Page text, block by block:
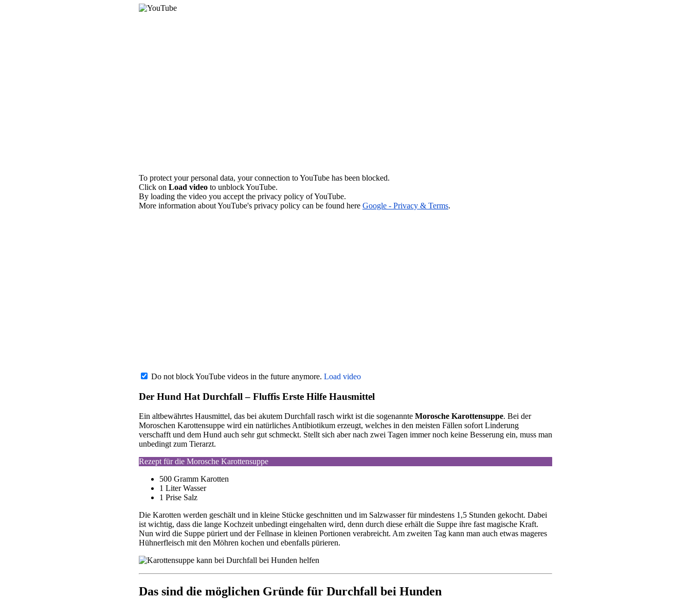
To protect your personal data, your connection to YouTube has been blocked.
Click on Load video to unblock YouTube.
By loading the video you accept the privacy policy of YouTube.
More information about YouTube's privacy policy can be found here Google - Privacy & Terms.
Do not block YouTube videos in the future anymore. Load video
Der Hund Hat Durchfall – Fluffis Erste Hilfe Hausmittel
Ein altbewährtes Hausmittel, das bei akutem Durchfall rasch wirkt ist die sogenannte Morosche Karottensuppe. Bei der
Moroschen Karottensuppe wird ein natürliches Antibiotikum erzeugt, welches in den meisten Fällen sofort Linderung
verschafft und dem Hund auch sehr gut schmeckt. Stellt sich aber nach zwei Tagen immer noch keine Besserung ein, muss man
unbedingt zum Tierarzt.
Rezept für die Morosche Karottensuppe
500 Gramm Karotten
1 Liter Wasser
1 Prise Salz
Die Karotten werden geschält und in kleine Stücke geschnitten und im Salzwasser für mindestens 1,5 Stunden gekocht. Dabei
ist wichtig, dass die lange Kochzeit unbedingt eingehalten wird, denn durch diese erhält die Suppe ihre fast magische Kraft.
Nun wird die Suppe püriert und der Fellnase in kleinen Portionen verabreicht. Am zweiten Tag kann man auch etwas mageres
Hühnerfleisch mit den Möhren kochen und ebenfalls pürieren.
Das sind die möglichen Gründe für Durchfall bei Hunden